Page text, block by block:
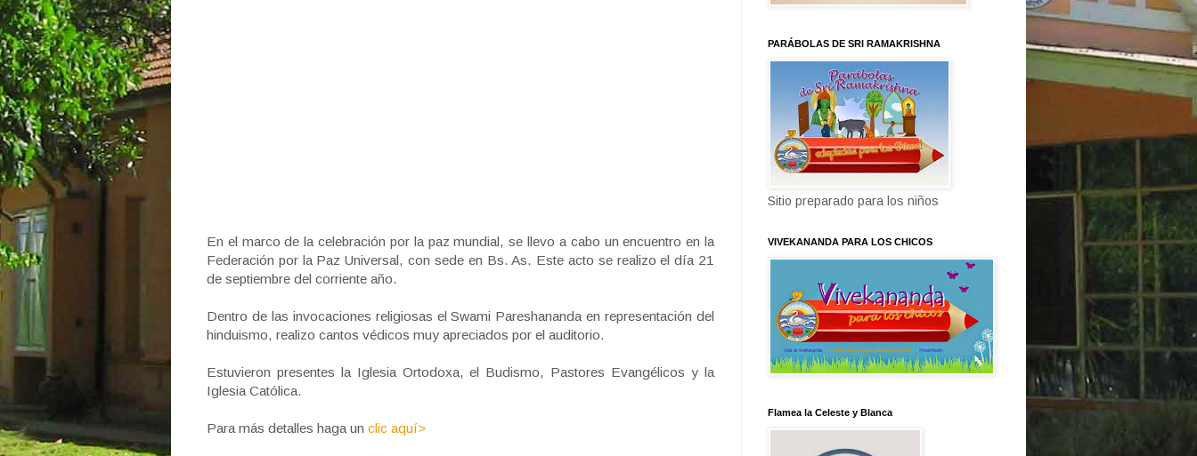
En el marco de la celebración por la paz mundial, se llevo a cabo un encuentro en la
Federación por la Paz Universal, con sede en Bs. As. Este acto se realizo el día 21
de septiembre del corriente año.
Dentro de las invocaciones religiosas el Swami Pareshananda en representación del
hinduismo, realizo cantos védicos muy apreciados por el auditorio.
Estuvieron presentes la Iglesia Ortodoxa, el Budismo, Pastores Evangélicos y la
Iglesia Católica.
Para más detalles haga un clic aquí>
PARÁBOLAS DE SRI RAMAKRISHNA
Sitio preparado para los niños
VIVEKANANDA PARA LOS CHICOS
Flamea la Celeste y Blanca